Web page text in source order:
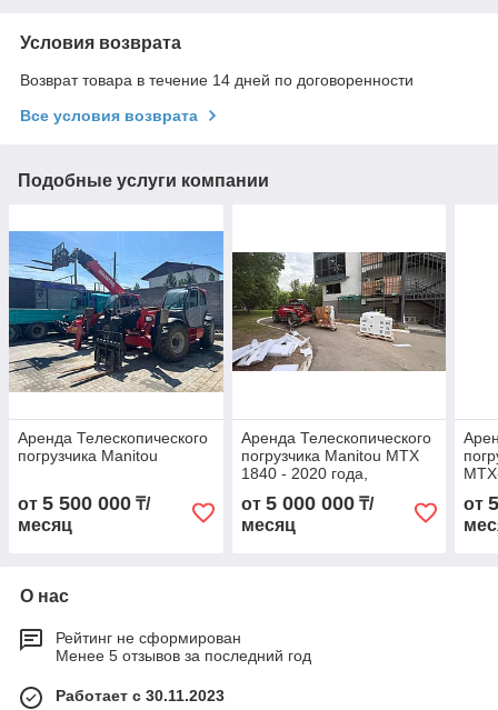
Условия возврата
Возврат товара в течение 14 дней по договоренности
Все условия возврата
Подобные услуги компании
Аренда Телескопического
погрузчика Manitou
от 5 500 000 ₸/
месяц
Аренда Телескопического
погрузчика Manitou МТХ
1840 - 2020 года,
регионах СНГ.
от 5 000 000₸/
месяц
от
О нас
Рейтинг не сформирован
Менее 5 отзывов за последний год
Работает с 30.11.2023